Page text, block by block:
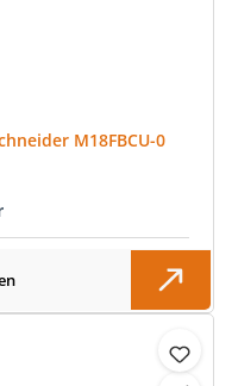
M18FBCU-0